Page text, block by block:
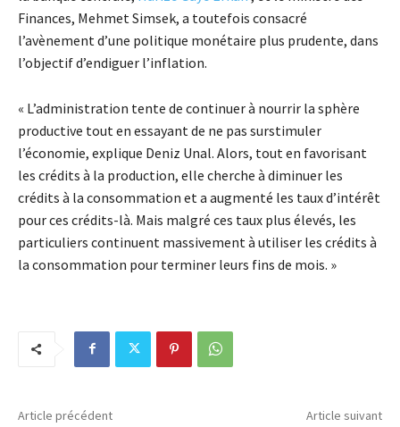
Finances, Mehmet Simsek, a toutefois consacré
l’avènement d’une politique monétaire plus prudente, dans
l’objectif d’endiguer l’inflation.
« L’administration tente de continuer à nourrir la sphère
productive tout en essayant de ne pas surstimuler
l’économie, explique Deniz Unal. Alors, tout en favorisant
les crédits à la production, elle cherche à diminuer les
crédits à la consommation et a augmenté les taux d’intérêt
pour ces crédits-là. Mais malgré ces taux plus élevés, les
particuliers continuent massivement à utiliser les crédits à
la consommation pour terminer leurs fins de mois. »
Article précédent Article suivant